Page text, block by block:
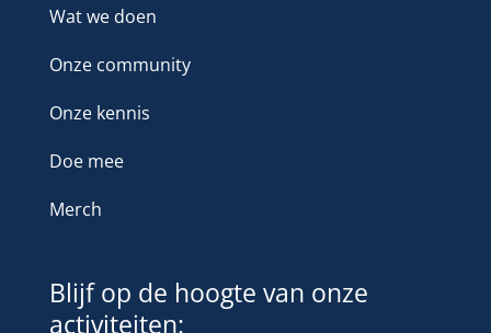
Wat we doen
Onze community
Onze kennis
Doe mee
Merch
Blijf op de hoogte van onze
activiteiten: